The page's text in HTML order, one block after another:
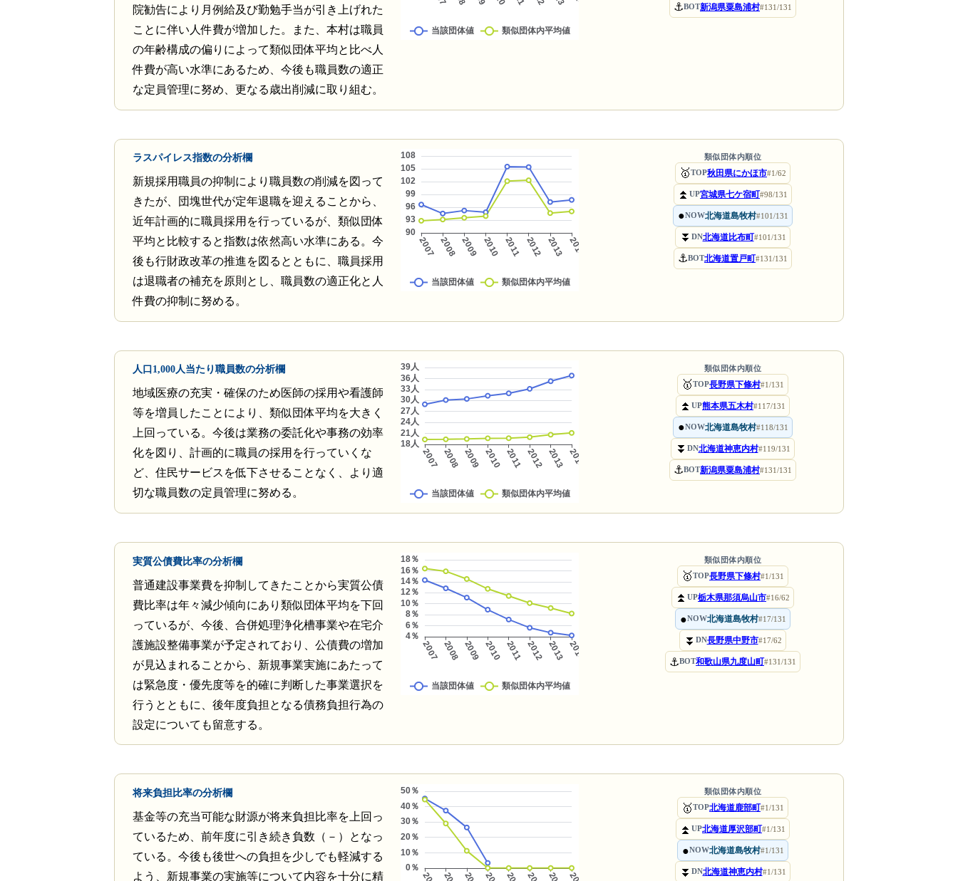
院勧告により月例給及び勤勉手当が引き上げれた
ことに伴い人件費が増加した。また、本村は職員
の年齢構成の偏りによって類似団体平均と比べ人
件費が高い水準にあるため、今後も職員数の適正
な定員管理に努め、更なる歳出削減に取り組む。
⚓BOT新潟県粟島浦村#131/131
ラスパイレス指数の分析欄
新規採用職員の抑制により職員数の削減を図って
きたが、団塊世代が定年退職を迎えることから、
近年計画的に職員採用を行っているが、類似団体
平均と比較すると指数は依然高い水準にある。今
後も行財政改革の推進を図るとともに、職員採用
は退職者の補充を原則とし、職員数の適正化と人
件費の抑制に努める。
類似団体内順位
🥇TOP秋田県にかほ市#1/62
⏫ UP宮城県七ケ宿町#98/131
●NOW北海道島牧村#101/131
⏬ DN北海道比布町#101/131
⚓BOT北海道置戸町#131/131
人口1,000人当たり職員数の分析欄
地域医療の充実・確保のため医師の採用や看護師
等を増員したことにより、類似団体平均を大きく
上回っている。今後は業務の委託化や事務の効率
化を図り、計画的に職員の採用を行っていくな
ど、住民サービスを低下させることなく、より適
切な職員数の定員管理に努める。
類似団体内順位
🥇TOP長野県下條村#1/131
⏫ UP熊本県五木村#117/131
●NOW北海道島牧村#118/131
⏬ DN北海道神恵内村#119/131
⚓BOT新潟県粟島浦村#131/131
実質公債費比率の分析欄
普通建設事業費を抑制してきたことから実質公債
費比率は年々減少傾向にあり類似団体平均を下回
っているが、今後、合併処理浄化槽事業や在宅介
護施設整備事業が予定されており、公債費の増加
が見込まれることから、新規事業実施にあたって
は緊急度・優先度等を的確に判断した事業選択を
行うとともに、後年度負担となる債務負担行為の
設定についても留意する。
類似団体内順位
🥇TOP長野県下條村#1/131
⏫ UP栃木県那須烏山市#16/62
●NOW北海道島牧村#17/131
⏬ DN長野県中野市#17/62
⚓BOT和歌山県九度山町#131/131
将来負担比率の分析欄
基金等の充当可能な財源が将来負担比率を上回っ
ているため、前年度に引き続き負数（－）となっ
ている。今後も後世への負担を少しでも軽減する
よう、新規事業の実施等について内容を十分に精
類似団体内順位
🥇TOP北海道鹿部町#1/131
⏫ UP北海道厚沢部町#1/131
●NOW北海道島牧村#1/131
⏬ DN北海道神恵内村#1/131